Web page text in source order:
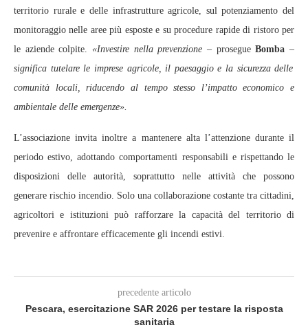
territorio rurale e delle infrastrutture agricole, sul potenziamento del
monitoraggio nelle aree più esposte e su procedure rapide di ristoro per
le aziende colpite. «Investire nella prevenzione – prosegueBomba –
significa tutelare le imprese agricole, il paesaggio e la sicurezza delle
comunità locali, riducendo al tempo stesso l’impatto economico e
ambientale delle emergenze».
L’associazione invita inoltre a mantenere alta l’attenzione durante il
periodo estivo, adottando comportamenti responsabili e rispettando le
disposizioni delle autorità, soprattutto nelle attività che possono
generare rischio incendio. Solo una collaborazione costante tra cittadini,
agricoltori e istituzioni può rafforzare la capacità del territorio di
prevenire e affrontare efficacemente gli incendi estivi.
precedente articolo
Pescara, esercitazione SAR 2026 per testare la risposta
sanitaria